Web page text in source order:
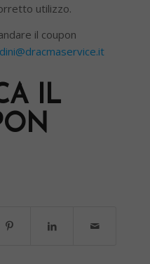
utilizzo.
il coupon
IL